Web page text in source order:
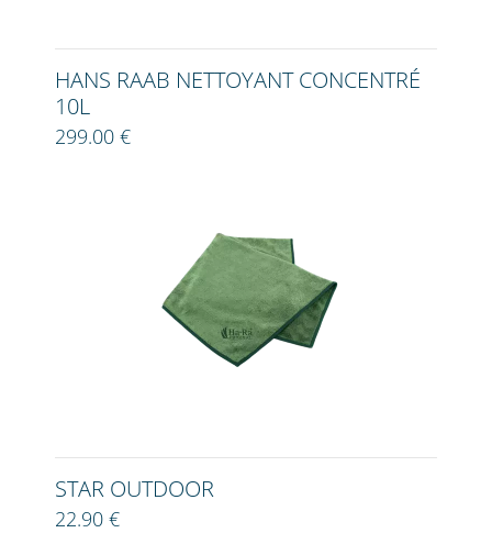
HANS RAAB NETTOYANT CONCENTRÉ
10L
299.00 €
STAR OUTDOOR
22.90 €